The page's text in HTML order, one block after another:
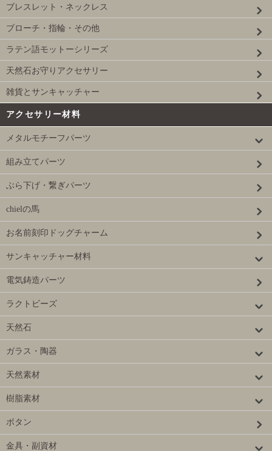
ブレスレット・ネックレス
ブローチ・指輪・その他
ラテン語モットーシリーズ
天然石お守りアクセサリー
雑貨とサンキャッチャー
アクセサリー材料
メタルモチーフパーツ
組み立てパーツ
ぶら下げ・繋ぎパーツ
chielの馬
お名前刻印ドッグチャーム
サンキャッチャー材料
電気鋳造パーツ
ラクトビーズ
天然石
ガラス・陶器
天然素材
樹脂素材
ボタン
金具・副資材